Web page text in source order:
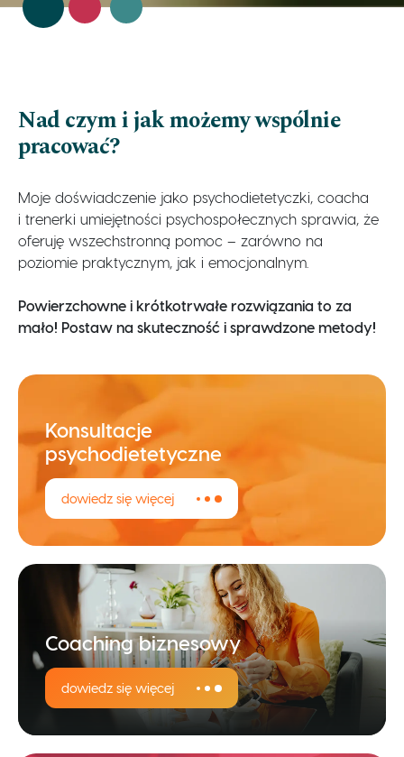
Nad czym i jak możemy wspólnie
pracować?
Moje doświadczenie jako psychodietetyczki, coacha
i trenerki umiejętności psychospołecznych sprawia, że
oferuję wszechstronną pomoc – zarówno na
poziomie praktycznym, jak i emocjonalnym.
Powierzchowne i krótkotrwałe rozwiązania to za
mało! Postaw na skuteczność i sprawdzone metody!
Konsultacje
psychodietetyczne
dowiedz się więcej
Coaching biznesowy
dowiedz się więcej